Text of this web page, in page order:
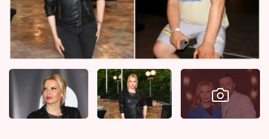
Sledujte prima+
Filmový festival Karlovy Vary
Pořady
Mámy sobě